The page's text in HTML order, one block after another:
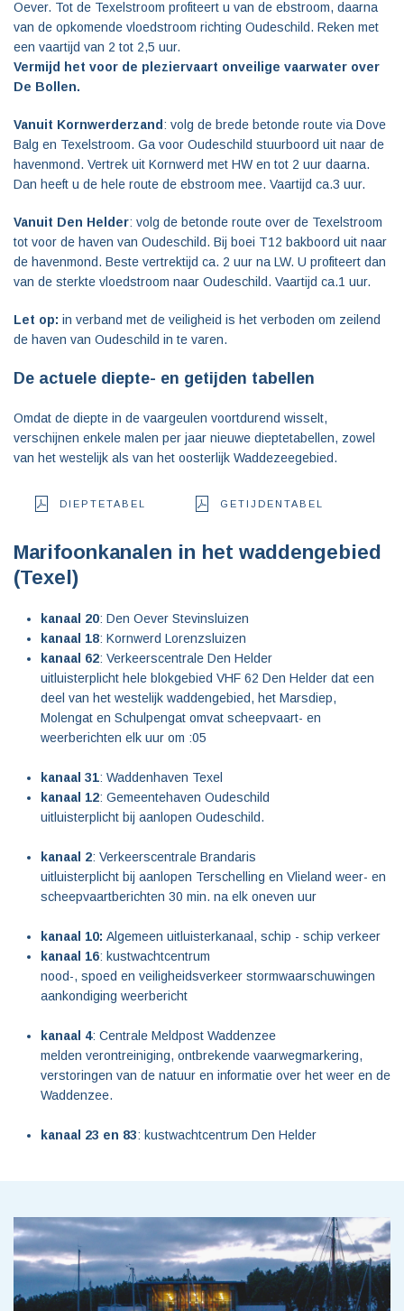
Oever. Tot de Texelstroom profiteert u van de ebstroom, daarna
van de opkomende vloedstroom richting Oudeschild. Reken met
een vaartijd van 2 tot 2,5 uur.
Vermijd het voor de pleziervaart onveilige vaarwater over
De Bollen.
Vanuit Kornwerderzand : volg de brede betonde route via Dove
Balg en Texelstroom. Ga voor Oudeschild stuurboord uit naar de
havenmond. Vertrek uit Kornwerd met HW en tot 2 uur daarna.
Dan heeft u de hele route de ebstroom mee. Vaartijd ca.3 uur.
Vanuit Den Helder: volg de betonde route over de Texelstroom
tot voor de haven van Oudeschild. Bij boei T12 bakboord uit naar
de havenmond. Beste vertrektijd ca. 2 uur na LW. U profiteert dan
van de sterkte vloedstroom naar Oudeschild. Vaartijd ca.1 uur.
Let op: in verband met de veiligheid is het verboden om zeilend
de haven van Oudeschild in te varen.
De actuele diepte- en getijden tabellen
Omdat de diepte in de vaargeulen voortdurend wisselt,
verschijnen enkele malen per jaar nieuwe dieptetabellen, zowel
van het westelijk als van het oosterlijk Waddezeegebied.
DIEPTETABEL GETIJDENTABEL
Marifoonkanalen in het waddengebied
(Texel)
kanaal 20: Den Oever Stevinsluizen
kanaal 18: Kornwerd Lorenzsluizen
kanaal 62: Verkeerscentrale Den Helder
uitluisterplicht hele blokgebied VHF 62 Den Helder dat een
deel van het westelijk waddengebied, het Marsdiep,
Molengat en Schulpengat omvat scheepvaart- en
weerberichten elk uur om :05
kanaal 31: Waddenhaven Texel
kanaal 12: Gemeentehaven Oudeschild
uitluisterplicht bij aanlopen Oudeschild.
kanaal 2: Verkeerscentrale Brandaris
uitluisterplicht bij aanlopen Terschelling en Vlieland weer- en
scheepvaartberichten 30 min. na elk oneven uur
kanaal 10: Algemeen uitluisterkanaal, schip - schip verkeer
kanaal 16: kustwachtcentrum
nood-, spoed en veiligheidsverkeer stormwaarschuwingen
aankondiging weerbericht
kanaal 4: Centrale Meldpost Waddenzee
melden verontreiniging, ontbrekende vaarwegmarkering,
verstoringen van de natuur en informatie over het weer en de
Waddenzee.
kanaal 23 en 83: kustwachtcentrum Den Helder